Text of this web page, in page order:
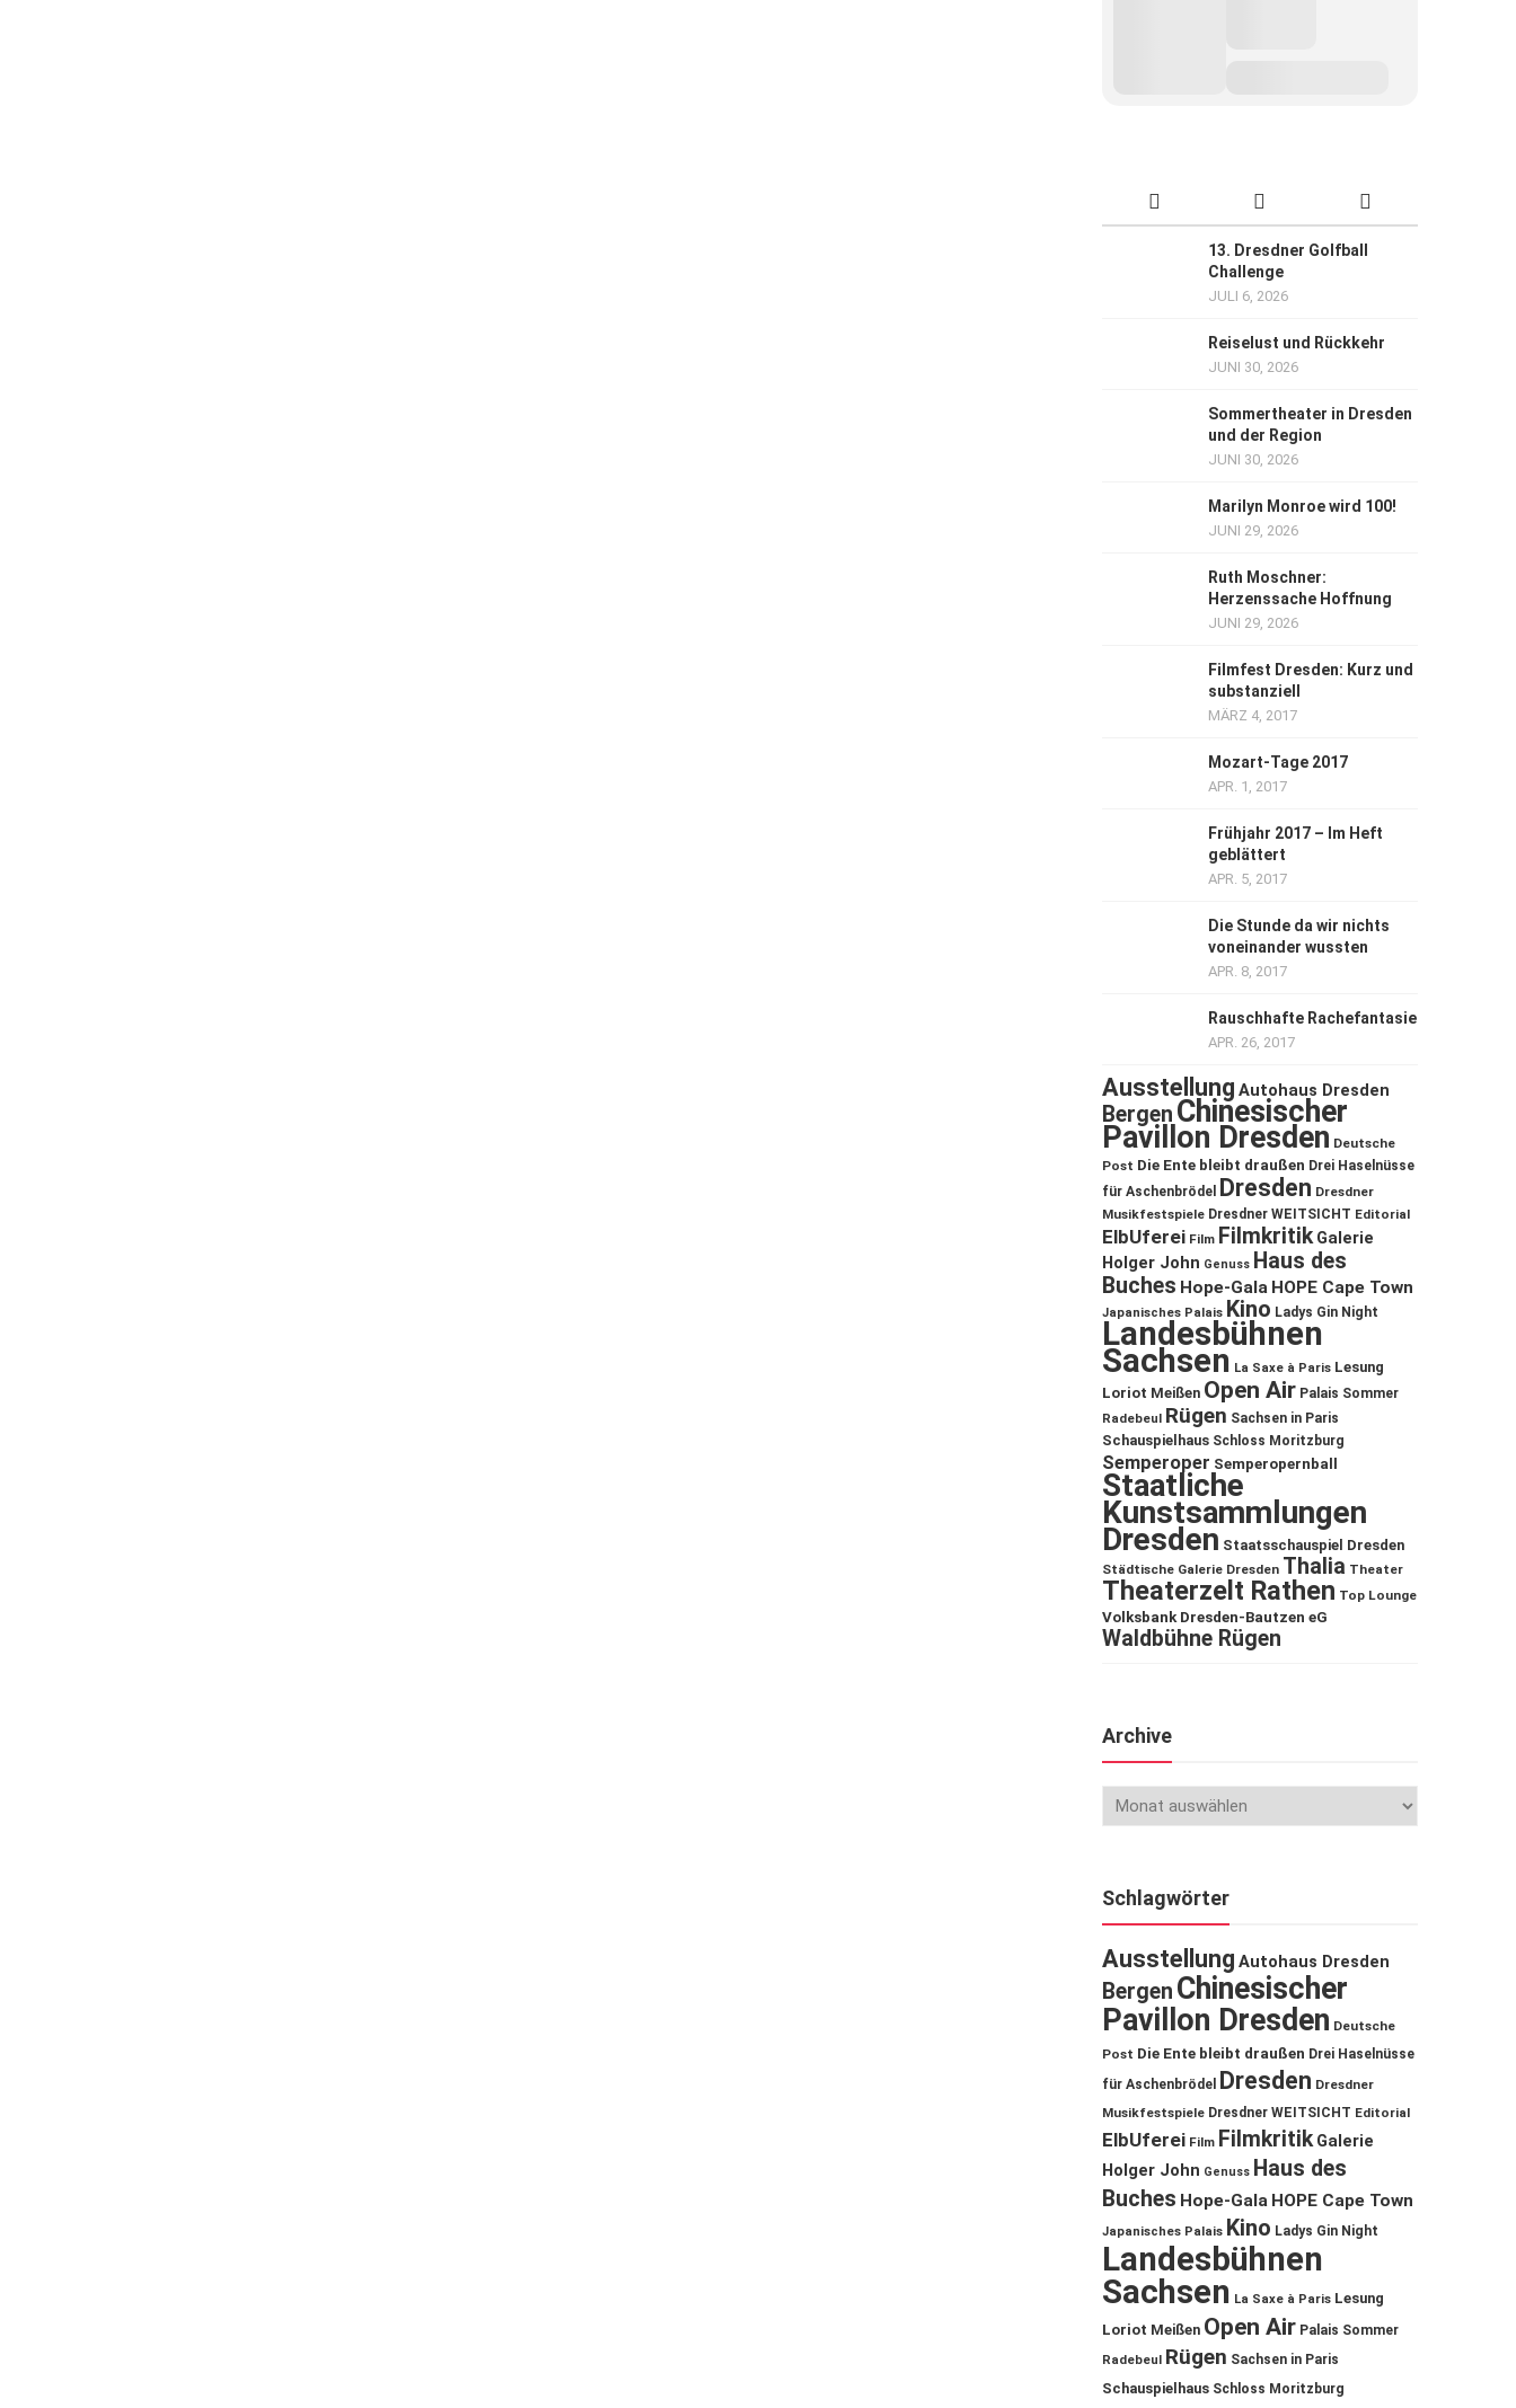
13. Dresdner Golfball
Challenge
JULI 6, 2026
Reiselust und Rückkehr
JUNI 30, 2026
Sommertheater in Dresden
und der Region
JUNI 30, 2026
Marilyn Monroe wird 100!
JUNI 29, 2026
Ruth Moschner:
Herzenssache Hoffnung
JUNI 29, 2026
Filmfest Dresden: Kurz und
substanziell
MÄRZ 4, 2017
Mozart-Tage 2017
APR. 1, 2017
Frühjahr 2017 – Im Heft
geblättert
APR. 5, 2017
Die Stunde da wir nichts
voneinander wussten
APR. 8, 2017
Rauschhafte Rachefantasie
APR. 26, 2017
Ausstellung Autohaus Dresden
Bergen Chinesischer
Pavillon Dresden Deutsche
Post Die Ente bleibt draußen Drei Haselnüsse
für Aschenbrödel
Dresden Dresdner
Musikfestspiele Dresdner WEITSICHT Editorial
ElbUferei Film Filmkritik Galerie
Holger John Genuss Haus des
Buches Hope-Gala HOPE Cape Town
Japanisches Palais Kino Ladys Gin Night
Landesbühnen
Sachsen La Saxe à Paris Lesung
Loriot Meißen Open Air Palais Sommer
Radebeul Rügen Sachsen in Paris
Schauspielhaus Schloss Moritzburg
Semperoper Semperopernball
Staatliche
Kunstsammlungen
Dresden Staatsschauspiel Dresden
Städtische Galerie Dresden Thalia Theater
Theaterzelt Rathen Top Lounge
Volksbank Dresden-Bautzen eG
Waldbühne Rügen
Archive
Schlagwörter
Ausstellung Autohaus Dresden
Bergen Chinesischer
Pavillon Dresden Deutsche
Post Die Ente bleibt draußen Drei Haselnüsse
für Aschenbrödel
Dresden Dresdner
Musikfestspiele Dresdner WEITSICHT Editorial
ElbUferei Film Filmkritik Galerie
Holger John Genuss Haus des
Buches Hope-Gala HOPE Cape Town
Japanisches Palais Kino Ladys Gin Night
Landesbühnen
Sachsen La Saxe à Paris Lesung
Loriot Meißen Open Air Palais Sommer
Radebeul Rügen Sachsen in Paris
Schauspielhaus Schloss Moritzburg